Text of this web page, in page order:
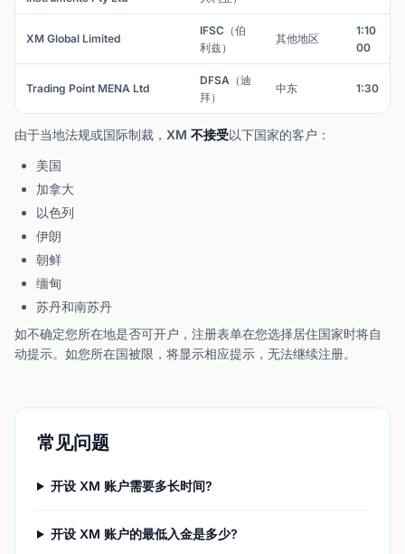
XM Global Limited
IFSC（伯
利兹）
其他地区
1:10
00
Trading Point MENA Ltd
DFSA（迪
拜）
中东 1:30
由于当地法规或国际制裁，XM 不接受以下国家的客户：
美国
加拿大
以色列
伊朗
朝鲜
缅甸
苏丹和南苏丹
如不确定您所在地是否可开户，注册表单在您选择居住国家时将自
动提示。如您所在国被限，将显示相应提示，无法继续注册。
常见问题
开设 XM 账户需要多长时间?
开设 XM 账户的最低入金是多少?